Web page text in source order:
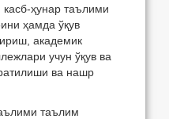
касб-ҳунар таълими
ҳамда ўқув
академик
учун ўқув ва
ва нашр
таълим